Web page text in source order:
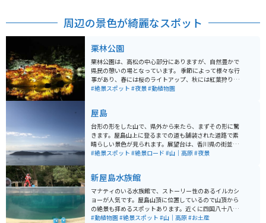
周辺の景色が綺麗なスポット
栗林公園
栗林公園は、高松の中心部分にありますが、自然豊かで
県民の憩いの場となっています。 季節によって様々な行
事があり、春には桜のライトアップ、秋には紅葉狩りな
どができ、季節の移り変わりを楽しむことができます。
#絶景スポット #夜景#動植物園
屋島
台形の形をした山で、県外から来たら、まずその形に驚
きます。屋島山上に登るまでの道も舗装された道路で素
晴らしい景色が見られます。展望台は、香川県の街並み
や瀬戸大橋、瀬戸内の多島美が一望できるスポットで
#絶景スポット #絶景ロード #山｜高原#夜景
新屋島水族館
マナティのいる水族館で、ストーリー性のあるイルカシ
ョーが人気です。屋島山頂に位置しているので山頂から
の絶景も拝めるスポットあります。近くに四国八十八ヶ
所の第84番札所である屋島寺もあり、駐車場からの道中
#動植物園#絶景スポット #山｜高原#お土産